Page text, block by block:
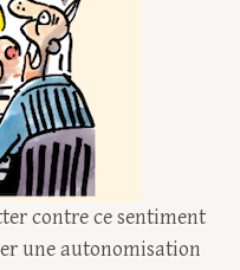
contre ce sentiment
une autonomisation